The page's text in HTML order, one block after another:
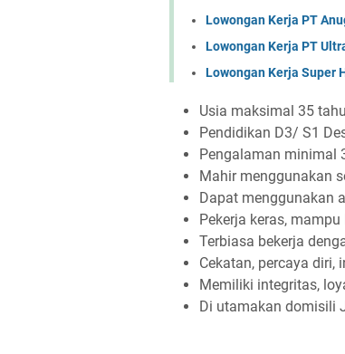
Lowongan Kerja PT
Lowongan Kerja PT
Lowongan Kerja Super
Usia maksimal 35
Pendidikan D3/ S1
Pengalaman minimal
Mahir menggunakan
Dapat menggunakan
Pekerja keras,
Terbiasa bekerja
Cekatan, percaya
Memiliki integritas,
Di utamakan domisili